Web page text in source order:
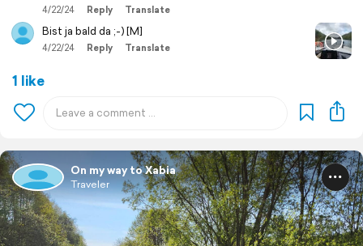
4/22/24 Reply Translate
Bist ja bald da ;-) [M]
4/22/24 Reply Translate
1 like
On my way to Xabia
Traveler